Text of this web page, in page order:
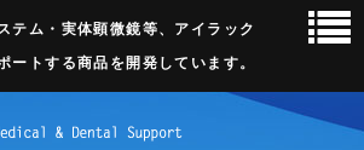
テム・実体顕微鏡等、アイラック
ートする商品を開発しています。